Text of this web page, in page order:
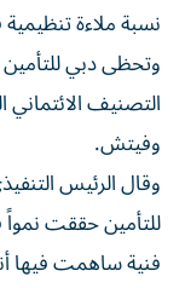
نسبة ملاءة تنظيمية
التصنيف الائتماني
وفيتش.
وقال الرئيس
للتأمين حققت
فنية ساهمت فيها